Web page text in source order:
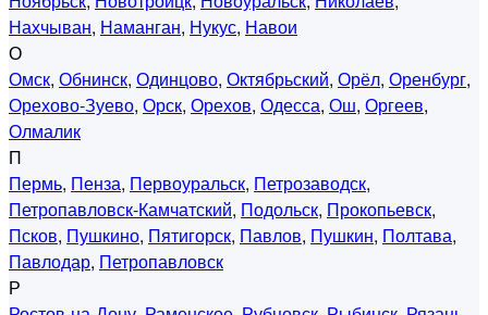
Нахчыван, Наманган, Нукус, Навои
О
Омск, Обнинск, Одинцово, Октябрьский, Орёл, Оренбург,
Орехово-Зуево, Орск, Орехов, Одесса, Ош, Оргеев,
Олмалик
П
Пермь, Пенза, Первоуральск, Петрозаводск,
Петропавловск-Камчатский, Подольск, Прокопьевск,
Псков, Пушкино, Пятигорск, Павлов, Пушкин, Полтава,
Павлодар, Петропавловск
Р